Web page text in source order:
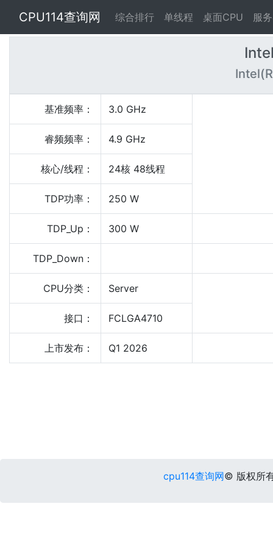
CPU114查询网 综合排行 单线程 桌面CPU 服
基准频率： 3.0 GHz
睿频频率： 4.9 GHz
核心/线程： 24核 48线程
TDP功率： 250 W
TDP_Up： 300 W
TDP_Down：
CPU分类： Server
接口： FCLGA4710
上市发布： Q1 2026
cpu114查询网© 版权所